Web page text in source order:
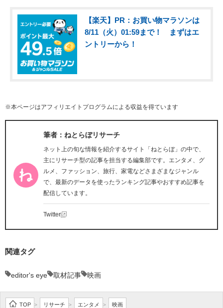
【楽天】PR：お買い物マラソンは
8/11（火）01:59まで！ まずはエ
ントリーから！
※本ページはアフィリエイトプログラムによる収益を得ています
筆者：ねとらぼリサーチ
ネット上の旬な情報を紹介するサイト「ねとらぼ」の中で、
主にリサーチ型の記事を担当する編集部です。エンタメ、グ
ルメ、ファッション、旅行、家電などさまざまなジャンル
で、最新のデータを使ったランキング記事やおすすめ記事を
配信しています。
Twitter
関連タグ
editor's eye 取材記事 映画
TOP > リサーチ > エンタメ > 映画